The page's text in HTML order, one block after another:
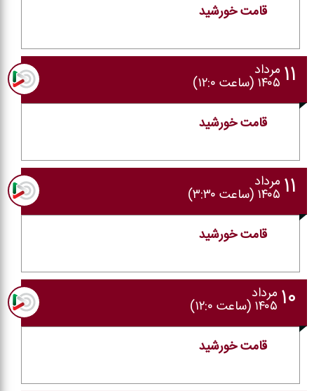
قامت خورشید
۱۱ مرداد
۱۴۰۵ (ساعت ۱۲:۰)
قامت خورشید
۱۱ مرداد
۱۴۰۵ (ساعت ۳:۳۰)
قامت خورشید
۱۰ مرداد
۱۴۰۵ (ساعت ۱۲:۰)
قامت خورشید